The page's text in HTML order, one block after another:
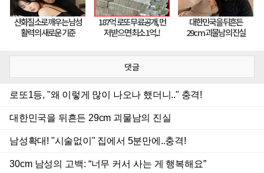
댓글